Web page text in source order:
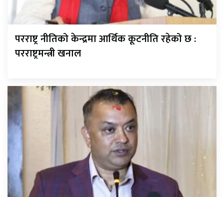
परराष्ट्र नीतिको केन्द्रमा आर्थिक कूटनीति रहेको छ :
परराष्ट्रमन्त्री खनाल